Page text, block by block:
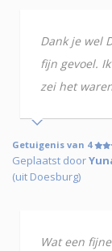
Dank je wel
fijn gevoel.
zei het
Getuigenis van 4
Geplaatst door
(uit Doesburg)
Wat een